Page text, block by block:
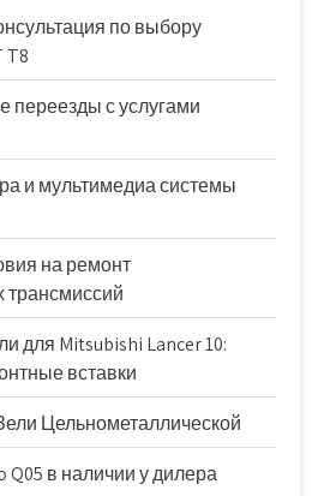
по выбору
T8
переезды с услугами
и мультимедиа системы
на ремонт
трансмиссий
для Mitsubishi Lancer 10:
вставки
Цельнометаллической
Q05 в наличии у дилера